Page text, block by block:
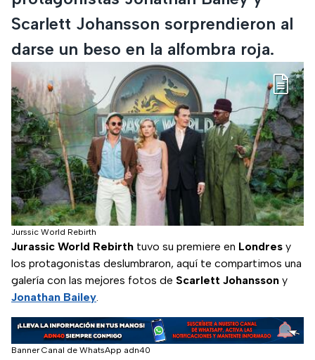
Scarlett Johansson sorprendieron al
darse un beso en la alfombra roja.
Jurssic World Rebirth
Jurassic World Rebirth tuvo su premiere en Londres y
los protagonistas deslumbraron, aquí te compartimos una
galería con las mejores fotos de Scarlett Johansson y
Jonathan Bailey.
Banner Canal de WhatsApp adn40